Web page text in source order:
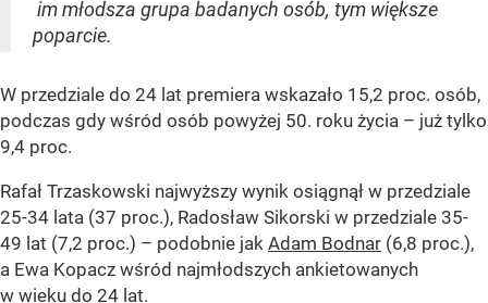
im młodsza grupa badanych osób, tym większe
poparcie.
W przedziale do 24 lat premiera wskazało 15,2 proc. osób,
podczas gdy wśród osób powyżej 50. roku życia – już tylko
9,4 proc.
Rafał Trzaskowski najwyższy wynik osiągnął w przedziale
25-34 lata (37 proc.), Radosław Sikorski w przedziale 35-
49 lat (7,2 proc.) – podobnie jak Adam Bodnar (6,8 proc.),
a Ewa Kopacz wśród najmłodszych ankietowanych
w wieku do 24 lat.